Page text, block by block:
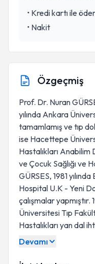
• Kredi kartı ile
• Nakit
Özgeçmiş
Prof. Dr. Nuran
yılında Ankara
tamamlamış ve tıp
ise Hacettepe
Hastalıkları Anabilim
ve Çocuk Sağlığı ve
GÜRSES, 1981
Hospital U.K - Yeni
çalışmalar yapmıştır.
Üniversitesi Tıp
Hastalıkları yan dal
Devamı